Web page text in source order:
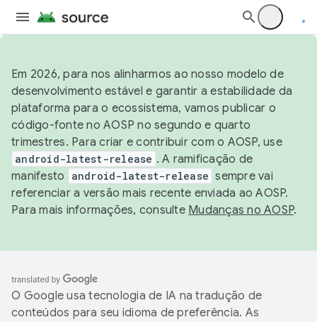
Em 2026, para nos alinharmos ao nosso modelo de
desenvolvimento estável e garantir a estabilidade da
plataforma para o ecossistema, vamos publicar o
código-fonte no AOSP no segundo e quarto
trimestres. Para criar e contribuir com o AOSP, use
android-latest-release . A ramificação de
manifesto
android-latest-release sempre vai
referenciar a versão mais recente enviada ao AOSP.
Para mais informações, consulte Mudanças no AOSP.
O Google usa tecnologia de IA na tradução de
conteúdos para seu idioma de preferência. As